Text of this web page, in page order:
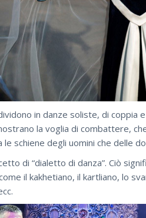
in danze soliste, di coppia
la voglia di combattere,
schiene degli uomini che delle
di “dialetto di danza”. Ciò
il kakhetiano, il kartliano, lo